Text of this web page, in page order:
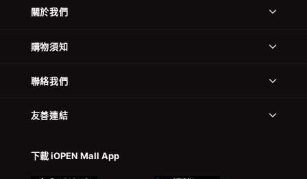
關於我們
購物須知
聯絡我們
友善連結
下載 iOPEN Mall App